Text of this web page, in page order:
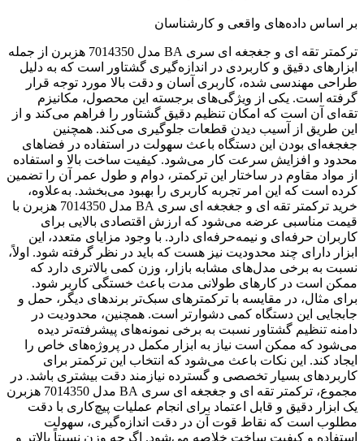
بر اساس داده‌های واقعی و کارشناسان
ترکمتر تقه ای و جغجغه ای سری BA مدل 7014350 هزبرن از جمله
ابزارهای دقیق و کاربردی در اندازه‌گیری گشتاور است که به دلیل
طراحی مهندسی شده، کاربری آسان و دقت بالا مورد توجه قرار
گرفته است. یکی از ویژگی‌های برجسته این محصول، مکانیزم
تقه‌ای آن است که امکان تنظیم دقیق گشتاور را فراهم می‌کند و از
این طریق از آسیب دیدن قطعات جلوگیری می‌کند. همچنین
جغجغه‌ای بودن این دستگاه باعث سهولت در استفاده در فضاهای
محدود و افزایش سرعت کار می‌شود. کیفیت ساخت بالا و استفاده
از مواد مقاوم در ساختار این ترکمتر، دوام و طول عمر آن را تضمین
کرده است که این امر تجربه کاربری را بهبود می‌بخشد. به‌علاوه،
خرید ترکمتر تقه ای و جغجغه ای سری BA مدل 7014350 هزبرن با
قیمت مناسبی عرضه می‌شود که ارزش اقتصادی بالایی برای
کاربران حرفه‌ای و نیمه‌حرفه‌ای دارد. با وجود مزایای متعدد، این
ابزار دارای چند محدودیت نیز هست که باید در نظر گرفته شود. اولاً،
نسبت به برخی مدل‌های مشابه بازار، وزن کمی بالاتری دارد که
ممکن است در کارهای طولانی مدت باعث خستگی کاربر شود.
برای مثال، در مقایسه با ترکمترهای سبک‌تر برندهای دیگر، حمل و
جابجایی این دستگاه کمی دشوارتر است. همچنین، محدودیت در
دامنه تنظیم گشتاور نسبت به برخی نمونه‌های پیشرفته‌تر دیده
می‌شود که ممکن است نیاز به ابزار مکمل در پروژه‌های خاص را
ایجاد کند. این نکات باعث می‌شود که انتخاب این ترکمتر برای
کاربردهای بسیار تخصصی و گسترده نیازمند دقت بیشتری باشد. در
مجموع، ترکمتر تقه ای و جغجغه ای سری BA مدل 7014350 هزبرن
یک ابزار دقیق و قابل اعتماد برای انجام عملیات پیچ‌کاری با دقت
مطلوب است که نقاط قوت آن در دقت اندازه‌گیری، سهولت
استفاده و کیفیت ساخت خلاصه می‌شود. اگرچه وزن نسبتاً بالاتر و